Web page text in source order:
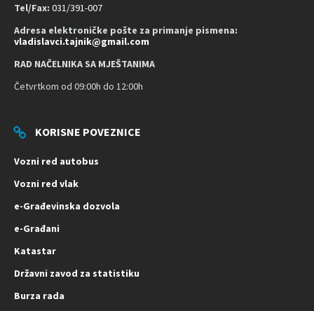
Tel/Fax: 031/391-007
Adresa elektroničke pošte za primanje pismena:
vladislavci.tajnik@gmail.com
RAD NAČELNIKA SA MJEŠTANIMA
Četvrtkom od 09:00h do 12:00h
KORISNE POVEZNICE
Vozni red autobus
Vozni red vlak
e-Građevinska dozvola
e-Građani
Katastar
Državni zavod za statistiku
Burza rada